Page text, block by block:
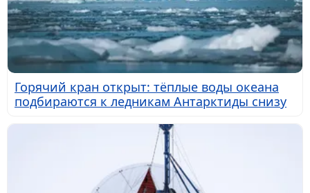
Горячий кран открыт: тёплые воды океана
подбираются к ледникам Антарктиды снизу